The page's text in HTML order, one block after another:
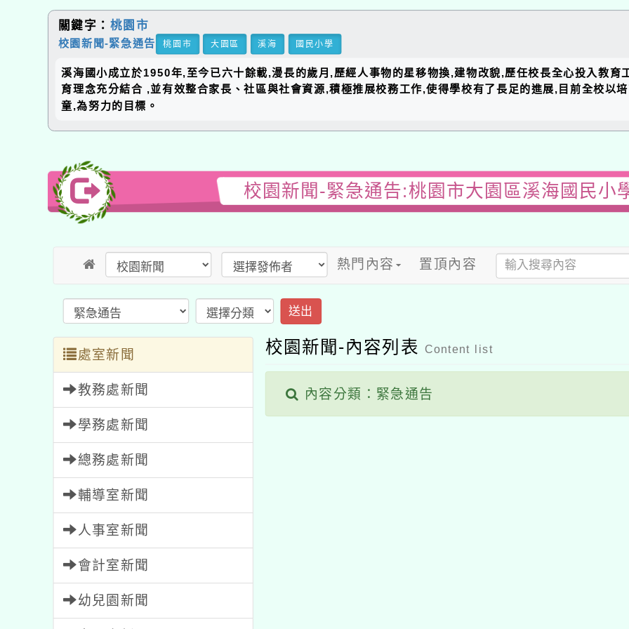
關鍵字： 桃園市
校園新聞-緊急通告 桃園市 大園區 溪海 國民小學
溪海國小成立於1950年,至今已六十餘載,漫長的歲月,歷經人事物的星移物換,建物改貌,歷任校長全心投入教育
育理念充分結合 ,並有效整合家長、社區與社會資源,積極推展校務工作,使得學校有了長足的進展,目前全校以
童,為努力的目標。
校園新聞-緊急通告:桃園市大園區溪海國民小
熱門內容 置頂內容
送出
處室新聞
教務處新聞
學務處新聞
總務處新聞
輔導室新聞
人事室新聞
會計室新聞
幼兒園新聞
校園新聞-內容列表 Content list
內容分類：緊急通告